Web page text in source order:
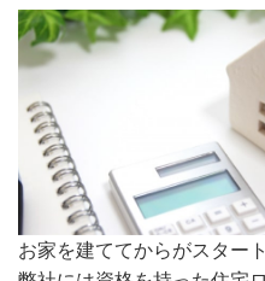
お家を建ててからがスタート